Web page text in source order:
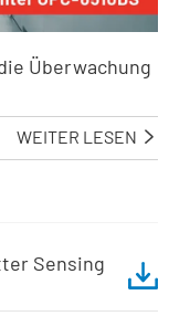
Überwachung
WEITER LESEN 
Sensing